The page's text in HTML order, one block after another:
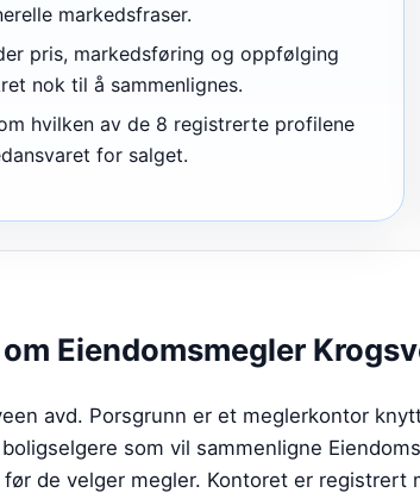
markedsfraser.
pris, markedsføring og oppfølging
nok til å sammenlignes.
hvilken av de 8 registrerte profilene
for salget.
Eiendomsmegler
avd. Porsgrunn er et meglerkontor
som vil sammenligne
de velger megler. Kontoret er registrert